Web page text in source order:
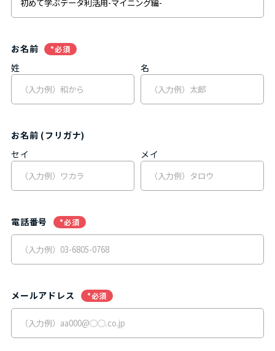
お名前 *必須
姓 名
お名前 (フリガナ)
セイ
メイ
電話番号 *必須
メールアドレス *必須